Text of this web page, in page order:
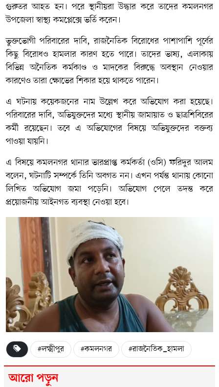
গুরুতর আহত হন। পরে স্থানীয়রা উদ্ধার করে তাদের কমলনগর
উপজেলা স্বাস্থ্য কমপ্লেক্সে ভর্তি করেন।
ভুক্তভোগী পরিবারের দাবি, রাজনৈতিক বিরোধের পাশাপাশি পূর্বের
কিছু বিরোধও হামলার কারণ হতে পারে। তাদের ভাষ্য, এলাকায়
বিভিন্ন অনৈতিক কর্মকাণ্ড ও মাদকের বিরুদ্ধে অবস্থান নেওয়ার
কারণেও তারা ক্ষোভের শিকার হয়ে থাকতে পারেন।
এ ঘটনায় কয়েকজনের নাম উল্লেখ করে অভিযোগ করা হয়েছে।
পরিবারের দাবি, অভিযুক্তদের মধ্যে স্থানীয় জামায়াত ও ছাত্রশিবিরের
কর্মী রয়েছেন। তবে এ অভিযোগের বিষয়ে অভিযুক্তদের বক্তব্য
পাওয়া যায়নি।
এ বিষয়ে কমলনগর থানার ভারপ্রাপ্ত কর্মকর্তা (ওসি) ফরিদুর আলম
বলেন, ঘটনাটি সম্পর্কে তিনি অবগত নন। এখন পর্যন্ত থানায় কোনো
লিখিত অভিযোগ জমা পড়েনি। অভিযোগ পেলে তদন্ত করে
প্রয়োজনীয় আইনগত ব্যবস্থা নেওয়া হবে।
#লক্ষ্মীপুর #কমলনগর #রাজনৈতিক_হামলা
আরো পড়ুন